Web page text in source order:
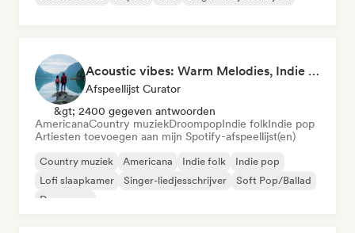
Acoustic vibes: Warm Melodies, Indie Folk & Singer-Songwriter 🏞️
Afspeellijst Curator
&gt; 2400 gegeven antwoorden
AmericanaCountry muziekDroompopIndie folkIndie pop
Artiesten toevoegen aan mijn Spotify-afspeellijst(en)
Country muziek Americana Indie folk
Indie pop
Lofi slaapkamer
Singer-liedjesschrijver
Soft Pop/Ballad
Droompop